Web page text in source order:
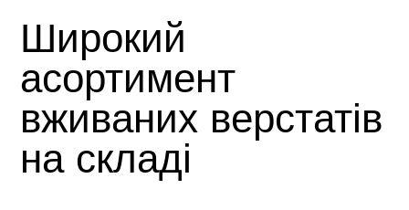
Широкий
асортимент
вживаних верстатів
на складі